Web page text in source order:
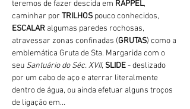
teremos de fazer descida em RAPPEL,
caminhar por TRILHOS pouco conhecidos,
ESCALAR algumas paredes rochosas,
atravessar zonas confinadas (GRUTAS) como a
emblemática Gruta de Sta. Margarida com o
seu Santuário do Séc. XVII, SLIDE - deslizado
por um cabo de aço e aterrar literalmente
dentro de água, ou ainda efetuar alguns troços
de ligação em…